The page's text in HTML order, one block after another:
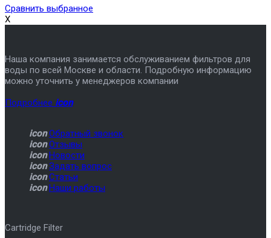
Сравнить выбранное
X
Наша компания занимается обслуживанием фильтров для
воды по всей Москве и области. Подробную информацию
можно уточнить у менеджеров компании
Подробнее icon
icon Обратный звонок
icon Отзывы
icon Новости
icon Задать вопрос
icon Статьи
icon Наши работы
Cartridge Filter